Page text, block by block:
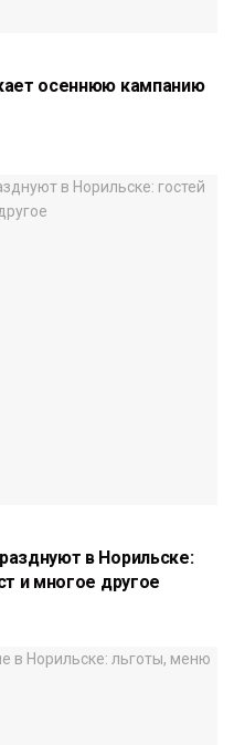
осеннюю кампанию
в Норильске:
и многое другое